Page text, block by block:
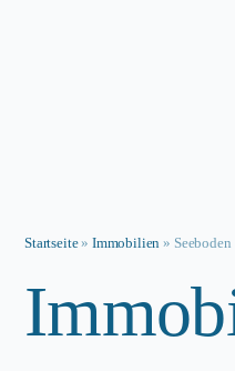
Startseite» Immobilien » Seeboden